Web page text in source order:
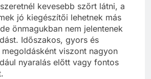
kevesebb szőrt látni, a
jó kiegészítői lehetnek más
önmagukban nem jelentenek
Időszakos, gyors és
viszont nagyon
nyaralás előtt vagy fontos